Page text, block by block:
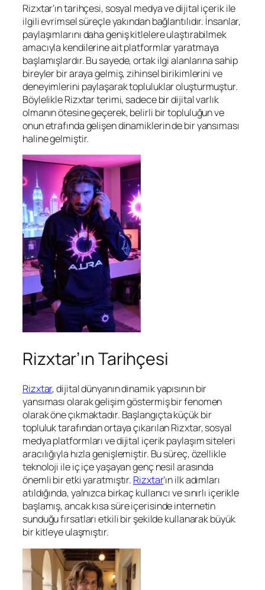
Rizxtar’ın tarihçesi, sosyal medya ve dijital içerik ile
ilgili evrimsel süreçle yakından bağlantılıdır. İnsanlar,
paylaşımlarını daha geniş kitlelere ulaştırabilmek
amacıyla kendilerine ait platformlar yaratmaya
başlamışlardır. Bu sayede, ortak ilgi alanlarına sahip
bireyler bir araya gelmiş, zihinsel birikimlerini ve
deneyimlerini paylaşarak topluluklar oluşturmuştur.
Böylelikle Rizxtar terimi, sadece bir dijital varlık
olmanın ötesine geçerek, belirli bir topluluğun ve
onun etrafında gelişen dinamiklerin de bir yansıması
haline gelmiştir.
Rizxtar’ın Tarihçesi
Rizxtar, dijital dünyanın dinamik yapısının bir
yansıması olarak gelişim göstermiş bir fenomen
olarak öne çıkmaktadır. Başlangıçta küçük bir
topluluk tarafından ortaya çıkarılan Rizxtar, sosyal
medya platformları ve dijital içerik paylaşım siteleri
aracılığıyla hızla genişlemiştir. Bu süreç, özellikle
teknoloji ile iç içe yaşayan genç nesil arasında
önemli bir etki yaratmıştır. Rizxtar’ın ilk adımları
atıldığında, yalnızca birkaç kullanıcı ve sınırlı içerikle
başlamış, ancak kısa süre içerisinde internetin
sunduğu fırsatları etkili bir şekilde kullanarak büyük
bir kitleye ulaşmıştır.